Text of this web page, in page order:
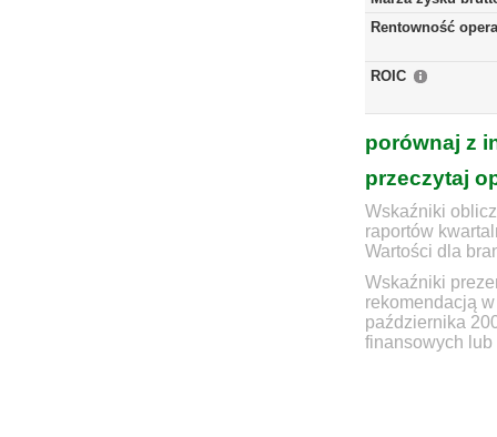
Rentowność
ROIC
porównaj z
przeczytaj
Wskaźniki
raportów
Wartości dla
Wskaźniki
rekomendacją
października
finansowych lub